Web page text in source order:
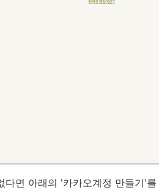
다면 아래의 '카카오계정 만들기'